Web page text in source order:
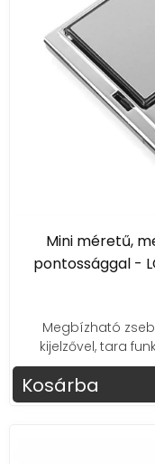
Anyag:
A
tartósságát
Miért válassz
Széles
választékát
Kiváló
magas
legjobb ár-
Szakértői
számodra
a mérlegeink
Mini méretű,
pontossággal -
Megbízható
kijelzővel, tara
Kosárba